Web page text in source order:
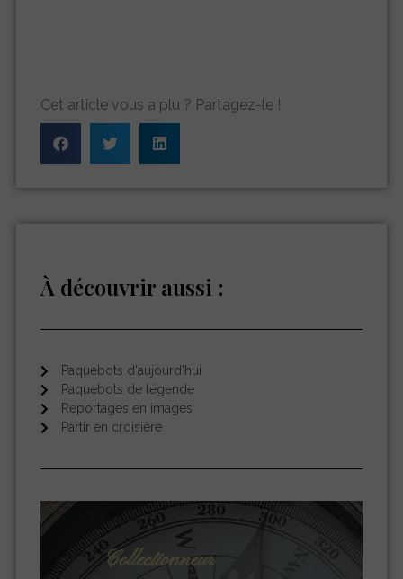
Cet article vous a plu ? Partagez-le !
À découvrir aussi :
Paquebots d'aujourd'hui
Paquebots de légende
Reportages en images
Partir en croisière